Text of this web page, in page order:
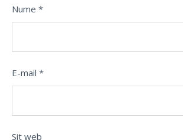
Nume *
E-mail *
Sit web